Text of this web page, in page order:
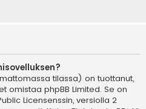
tilassa) on tuottanut,
omistaa phpBB Limited. Se on
Licensenssin, versiolla 2